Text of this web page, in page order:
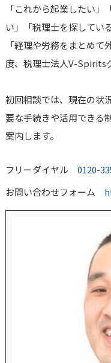
「これから起業したい
い」「税理士を探してい
「経理や労務をまとめ
度、税理士法人V-Spirits
初回相談では、現在の状
要な手続きや活用できる
案内します。
フリーダイヤル 0120-
お問い合わせフォーム